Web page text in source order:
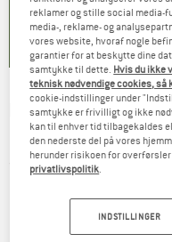
5,0(3)
MEYADEY - Kid's
Halsedisse
(0)
reklamer og stille social media-
media-, reklame- og
vores website, hvoraf nogle
garantier for at beskytte dine
samtykke til dette. Hvis du ikke
teknisk nødvendige cookies, så
cookie-indstillinger under
samtykke er frivilligt og ikke
kan til enhver tid tilbagekaldes
den nederste del på vores
herunder risikoen for
privatlivspolitik.
INDSTILLINGER